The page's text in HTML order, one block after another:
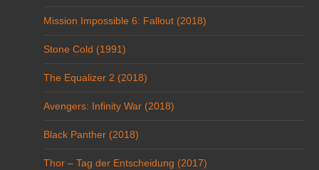
Mission Impossible 6: Fallout (2018)
Stone Cold (1991)
The Equalizer 2 (2018)
Avengers: Infinity War (2018)
Black Panther (2018)
Thor – Tag der Entscheidung (2017)